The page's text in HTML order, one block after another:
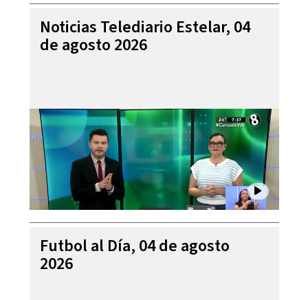
Noticias Telediario Estelar, 04
de agosto 2026
Futbol al Día, 04 de agosto
2026